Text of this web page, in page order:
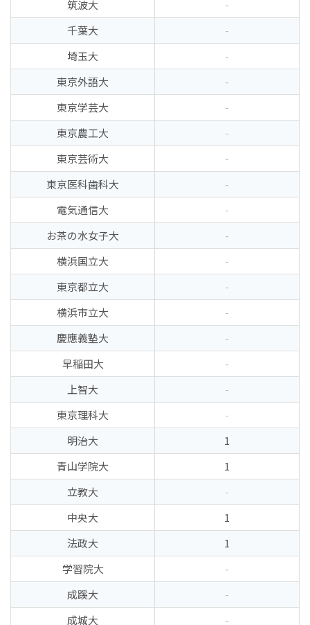
筑波大
-
千葉大
-
埼玉大
-
東京外語大
-
東京学芸大
-
東京農工大
-
東京芸術大
-
東京医科歯科大
-
電気通信大
-
お茶の水女子大
-
横浜国立大
-
東京都立大
-
横浜市立大
-
慶應義塾大
-
早稲田大
-
上智大
-
東京理科大
-
明治大
1
青山学院大
1
立教大
-
中央大
1
法政大
1
学習院大
-
成蹊大
-
成城大
-